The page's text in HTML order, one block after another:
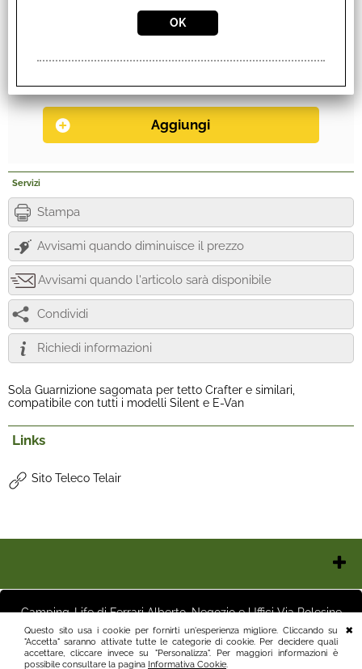
Questo sito usa i cookie per fornirti un'esperienza migliore. Cliccando su
"Accetta" saranno attivate tutte le categorie di cookie. Per decidere quali
accettare, cliccare invece su "Personalizza". Per maggiori informazioni è
possibile consultare la pagina Informativa Cookie.
Servizi
Stampa
Avvisami quando diminuisce il prezzo
Avvisami quando l'articolo sarà disponibile
Condividi
Richiedi informazioni
Sola Guarnizione sagomata per tetto Crafter e similari,
compatibile con tutti i modelli Silent e E-Van
Links
Sito Teleco Telair
Spedizioni
Recesso e Condizioni
Camping-Life di Ferrari Alberto, Negozio e Uffici Via Polesine
16 25125 Brescia (BS) Magazzino Via Friuli 3 25125 Brescia (BS)
Italia P.I.03411250982 info@camping-life.it tel.3887818400